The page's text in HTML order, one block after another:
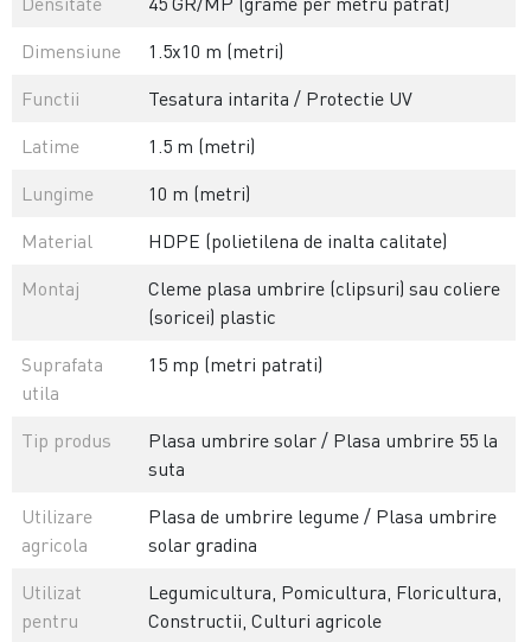
Dimensiune
1.5x10 m (metri)
Functii
Tesatura intarita / Protectie UV
Latime
1.5 m (metri)
Lungime
10 m (metri)
Material
HDPE (polietilena de inalta calitate)
Montaj
Cleme plasa umbrire (clipsuri) sau coliere
(soricei) plastic
Suprafata
utila
15 mp (metri patrati)
Tip produs
Plasa umbrire solar / Plasa umbrire 55 la
suta
Utilizare
agricola
Plasa de umbrire legume / Plasa umbrire
solar gradina
Utilizat
pentru
Legumicultura, Pomicultura, Floricultura,
Constructii, Culturi agricole